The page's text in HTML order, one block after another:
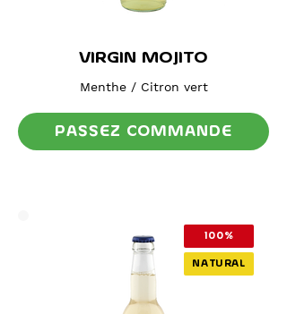
VIRGIN MOJITO
Menthe / Citron vert
PASSEZ COMMANDE
100%
NATURAL